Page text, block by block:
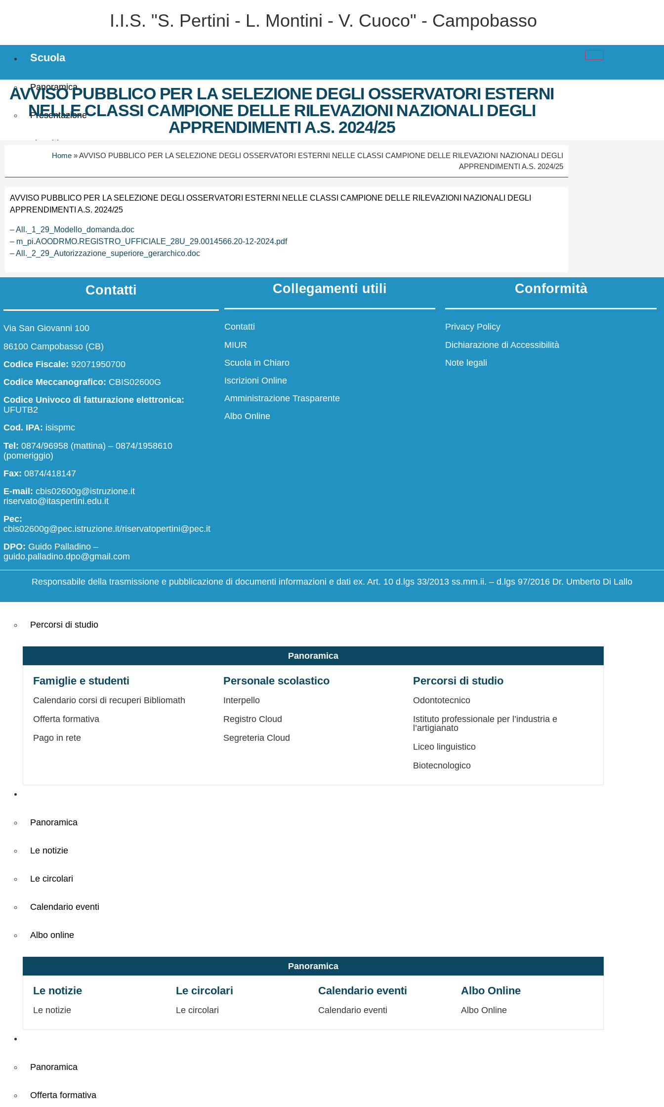
I.I.S. "S. Pertini - L. Montini - V. Cuoco" - Campobasso
Scuola
Panoramica
Presentazione
I luoghi
I numeri della scuola
Le carte della scuola
Organizzazione
Presentazione
Chi siamo I luoghi della scuola
I numeri della scuola
La scuola in numeri
Le carte della scuola
Regolamenti di istituto
Modulistica docenti
Famiglie e studenti
Percorsi di studio
Panoramica
Famiglie e studenti
Calendario corsi di recuperi Bibliomath
Offerta formativa
Pago in rete
Personale scolastico
Interpello
Registro Cloud
Segreteria Cloud
Percorsi di studio
Odontotecnico
Istituto professionale per l’industria e
l’artigianato
Liceo linguistico
Biotecnologico
Panoramica
Le notizie
Le circolari
Calendario eventi
Albo online
Panoramica
Le notizie
Le notizie
Le circolari
Le circolari
Calendario eventi
Calendario eventi
Albo Online
Albo Online
Panoramica
Offerta formativa
AVVISO PUBBLICO PER LA SELEZIONE DEGLI OSSERVATORI ESTERNI
NELLE CLASSI CAMPIONE DELLE RILEVAZIONI NAZIONALI DEGLI
APPRENDIMENTI A.S. 2024/25
Home »AVVISO PUBBLICO PER LA SELEZIONE DEGLI OSSERVATORI ESTERNI NELLE CLASSI CAMPIONE DELLE RILEVAZIONI NAZIONALI DEGLI
APPRENDIMENTI A.S. 2024/25
AVVISO PUBBLICO PER LA SELEZIONE DEGLI OSSERVATORI ESTERNI NELLE CLASSI CAMPIONE DELLE RILEVAZIONI NAZIONALI DEGLI
APPRENDIMENTI A.S. 2024/25
– All._1_29_Modello_domanda.doc
– m_pi.AOODRMO.REGISTRO_UFFICIALE_28U_29.0014566.20-12-2024.pdf
– All._2_29_Autorizzazione_superiore_gerarchico.doc
Contatti
Via San Giovanni 100
86100 Campobasso (CB)
Codice Fiscale: 92071950700
Codice Meccanografico: CBIS02600G
Codice Univoco di fatturazione elettronica:
UFUTB2
Cod. IPA: isispmc
Tel: 0874/96958 (mattina) – 0874/1958610
(pomeriggio)
Fax: 0874/418147
E-mail: cbis02600g@istruzione.it
riservato@itaspertini.edu.it
Pec:
cbis02600g@pec.istruzione.it/riservatopertini@pec.it
DPO: Guido Palladino –
guido.palladino.dpo@gmail.com
Collegamenti utili
Contatti
MIUR
Scuola in Chiaro
Iscrizioni Online
Amministrazione Trasparente
Albo Online
Conformità
Privacy Policy
Dichiarazione di Accessibilità
Note legali
Responsabile della trasmissione e pubblicazione di documenti informazioni e dati ex. Art. 10 d.lgs 33/2013 ss.mm.ii. – d.lgs 97/2016 Dr. Umberto Di Lallo